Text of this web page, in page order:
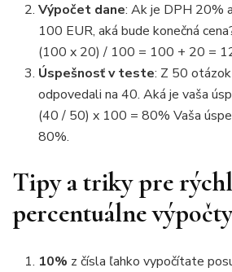
Výpočet dane: Ak je DPH 20%
100 EUR, aká bude konečná
(100 x 20) / 100 = 100 + 20 =
Úspešnosť v teste: Z 50
odpovedali na 40. Aká je vaša
(40 / 50) x 100 = 80% Vaša
80%.
Tipy a triky pre
percentuálne výpočty
10% z čísla ľahko vypočítate